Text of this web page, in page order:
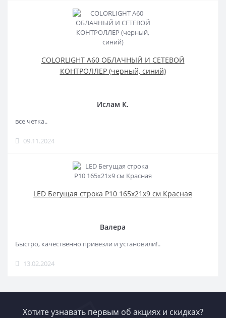
COLORLIGHT A60 ОБЛАЧНЫЙ И СЕТЕВОЙ
КОНТРОЛЛЕР (черный, синий)
Ислам К.
все четка..
09.11.2024
LED Бегущая строка Р10 165x21x9 см Красная
Валера
Быстро, качественно привезли и установили!..
13.02.2024
Хотите узнавать первым об акциях и скидках?